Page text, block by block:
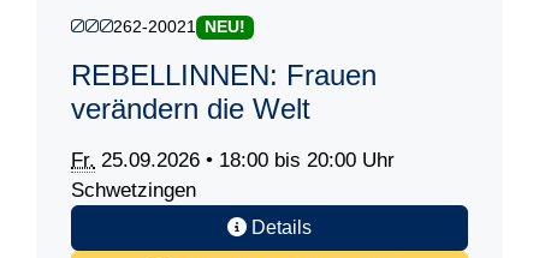
262-20021 NEU!
REBELLINNEN: Frauen
verändern die Welt
Fr. 25.09.2026 • 18:00 bis 20:00 Uhr
Schwetzingen
Details